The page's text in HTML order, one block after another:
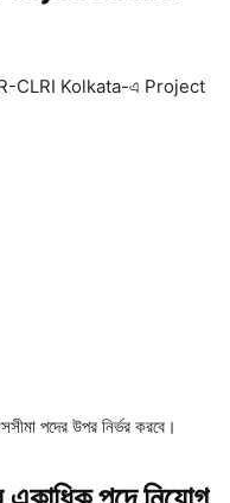
CSIR-CLRI Kolkata-এ Project
পদের উপর নির্ভর করবে।